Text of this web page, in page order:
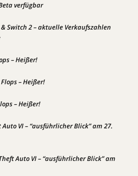
verfügbar
Switch 2 – aktuelle Verkaufszahlen
– Heißer!
Flops – Heißer!
– Heißer!
VI – “ausführlicher Blick” am 27.
Auto VI – “ausführlicher Blick” am